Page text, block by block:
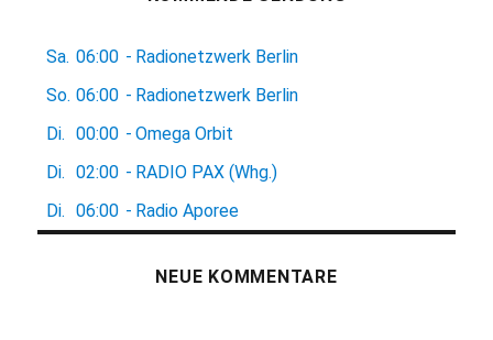
Sa. 06:00 - Radionetzwerk Berlin
So. 06:00 - Radionetzwerk Berlin
Di.
00:00 - Omega Orbit
Di.
02:00 - RADIO PAX (Whg.)
Di.
06:00 - Radio Aporee
NEUE KOMMENTARE